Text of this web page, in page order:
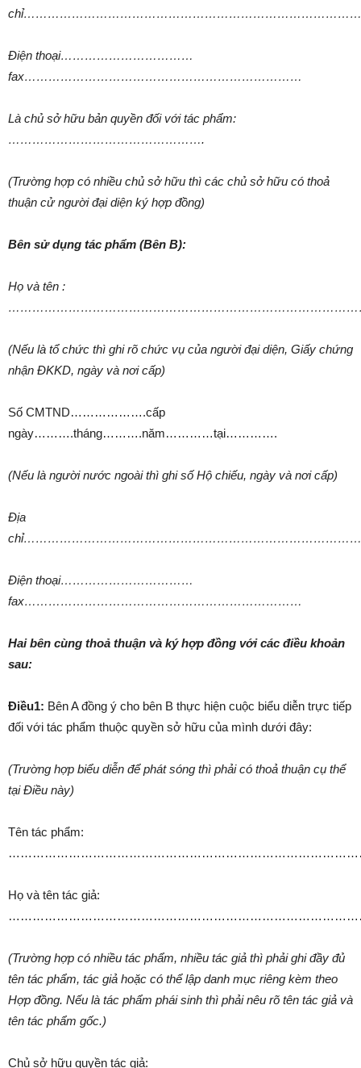
Điện thoại……………………………
fax……………………………………………………………
Là chủ sở hữu bản quyền đối với tác phẩm:
………………………………………….
(Trường hợp có nhiều chủ sở hữu thì các chủ sở hữu có thoả
thuận cử người đại diện ký hợp đồng)
Bên sử dụng tác phẩm (Bên B):
Họ và tên :
(Nếu là tổ chức thì ghi rõ chức vụ của người đại diện, Giấy chứng
nhận ĐKKD, ngày và nơi cấp)
Số CMTND……………….cấp
ngày……….tháng……….năm…………tại………….
(Nếu là người nước ngoài thì ghi số Hộ chiếu, ngày và nơi cấp)
Địa
Điện thoại……………………………
fax……………………………………………………………
Hai bên cùng thoả thuận và ký hợp đồng với các điều khoản
sau:
Điều1: Bên A đồng ý cho bên B thực hiện cuộc biểu diễn trực tiếp
đối với tác phẩm thuộc quyền sở hữu của mình dưới đây:
(Trường hợp biểu diễn để phát sóng thì phải có thoả thuận cụ thể
tại Điều này)
Tên tác phẩm:
Họ và tên tác giả:
(Trường hợp có nhiều tác phẩm, nhiều tác giả thì phải ghi đầy đủ
tên tác phẩm, tác giả hoặc có thể lập danh mục riêng kèm theo
Hợp đồng. Nếu là tác phẩm phái sinh thì phải nêu rõ tên tác giả và
tên tác phẩm gốc.)
Chủ sở hữu quyền tác giả: